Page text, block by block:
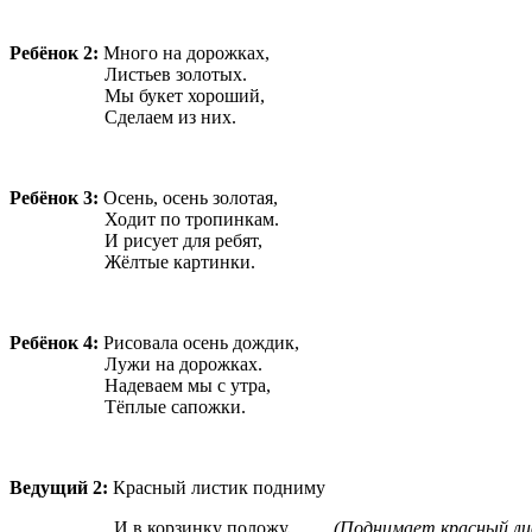
Ребёнок 2: Много на дорожках,
Листьев золотых.
Мы букет хороший,
Сделаем из них.
Ребёнок 3: Осень, осень золотая,
Ходит по тропинкам.
И рисует для ребят,
Жёлтые картинки.
Ребёнок 4: Рисовала осень дождик,
Лужи на дорожках.
Надеваем мы с утра,
Тёплые сапожки.
Ведущий 2: Красный листик подниму